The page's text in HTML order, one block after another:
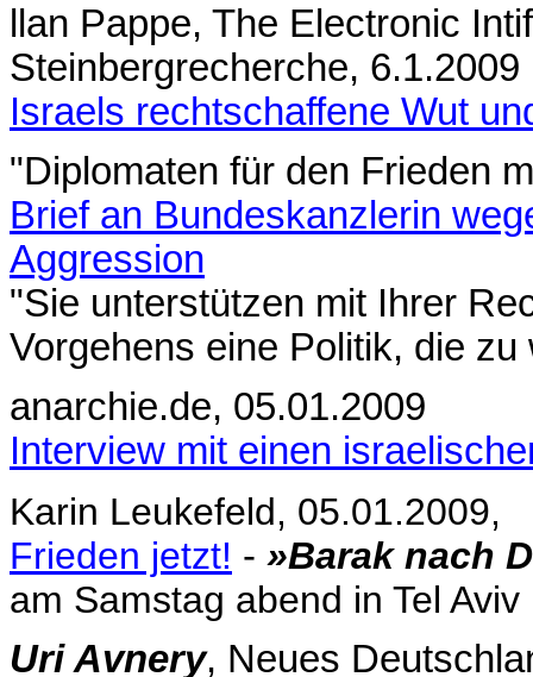
llan Pappe, The Electronic
Steinbergrecherche, 6.1.2009
Israels rechtschaffene Wut
"Diplomaten für den Frieden
Brief an Bundeskanzlerin
Aggression
"Sie unterstützen mit Ihrer
Vorgehens eine Politik, die
anarchie.de, 05.01.2009
Interview mit einen
Karin Leukefeld, 05.01.2009,
Frieden jetzt! - »Barak nach
am Samstag abend in Tel Aviv
Uri Avnery, Neues